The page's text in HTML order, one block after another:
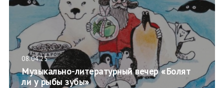
08.04.25
Музыкально-литературный вечер «Болят
ли у рыбы зубы»